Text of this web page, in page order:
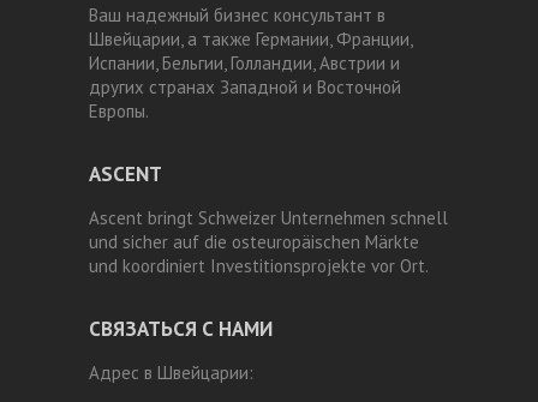
Ваш надежный бизнес консультант в
Швейцарии, а также Германии, Франции,
Испании, Бельгии, Голландии, Австрии и
других странах Западной и Восточной
Европы.
ASCENT
Ascent bringt Schweizer Unternehmen schnell
und sicher auf die osteuropäischen Märkte
und koordiniert Investitionsprojekte vor Ort.
СВЯЗАТЬСЯ С НАМИ
Адрес в Швейцарии: